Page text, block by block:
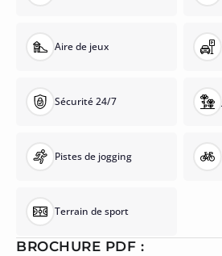
Aire de jeux
Sécurité 24/7
Pistes de jogging
Terrain de sport
BROCHURE PDF :